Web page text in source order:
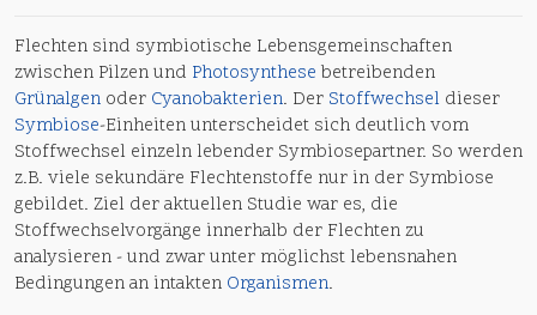
Flechten sind symbiotische Lebensgemeinschaften
zwischen Pilzen und Photosynthese betreibenden
Grünalgen oder Cyanobakterien. Der Stoffwechsel dieser
Symbiose-Einheiten unterscheidet sich deutlich vom
Stoffwechsel einzeln lebender Symbiosepartner. So werden
z.B. viele sekundäre Flechtenstoffe nur in der Symbiose
gebildet. Ziel der aktuellen Studie war es, die
Stoffwechselvorgänge innerhalb der Flechten zu
analysieren - und zwar unter möglichst lebensnahen
Bedingungen an intakten Organismen.